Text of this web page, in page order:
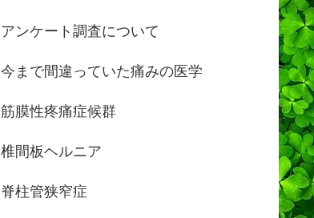
アンケート調査について
今まで間違っていた痛みの医学
筋膜性疼痛症候群
椎間板ヘルニア
脊柱管狭窄症